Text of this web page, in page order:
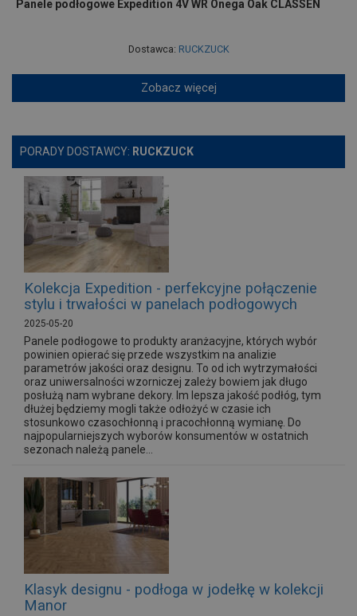
Panele podłogowe Expedition 4V WR Onega Oak CLASSEN
Dostawca: RUCKZUCK
Zobacz więcej
PORADY DOSTAWCY: RUCKZUCK
Kolekcja Expedition - perfekcyjne połączenie
stylu i trwałości w panelach podłogowych
2025-05-20
Panele podłogowe to produkty aranżacyjne, których wybór
powinien opierać się przede wszystkim na analizie
parametrów jakości oraz designu. To od ich wytrzymałości
oraz uniwersalności wzorniczej zależy bowiem jak długo
posłużą nam wybrane dekory. Im lepsza jakość podłóg, tym
dłużej będziemy mogli także odłożyć w czasie ich
stosunkowo czasochłonną i pracochłonną wymianę. Do
najpopularniejszych wyborów konsumentów w ostatnich
sezonach należą panele...
Klasyk designu - podłoga w jodełkę w kolekcji
Manor